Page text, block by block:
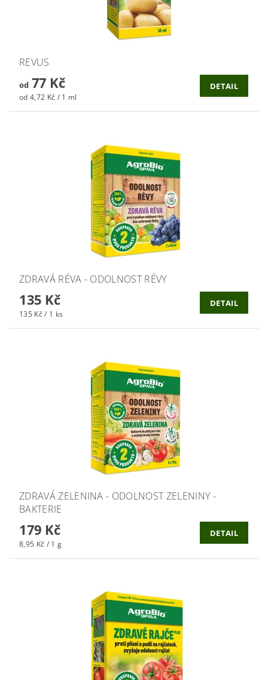
REVUS
od77 Kč
od 4,72 Kč / 1 ml
DETAIL
ZDRAVÁ RÉVA - ODOLNOST RÉVY
135 Kč
135 Kč / 1 ks
DETAIL
ZDRAVÁ ZELENINA - ODOLNOST ZELENINY -
BAKTERIE
179 Kč
8,95 Kč / 1 g
DETAIL